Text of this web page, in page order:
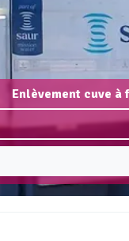
Enlèvement cuve à